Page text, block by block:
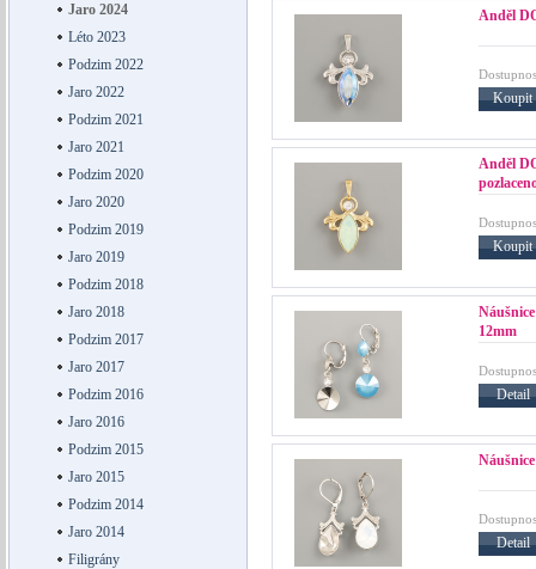
Jaro 2024
Léto 2023
Podzim 2022
Jaro 2022
Podzim 2021
Jaro 2021
Podzim 2020
Jaro 2020
Podzim 2019
Jaro 2019
Podzim 2018
Jaro 2018
Podzim 2017
Jaro 2017
Podzim 2016
Jaro 2016
Podzim 2015
Jaro 2015
Podzim 2014
Jaro 2014
Filigrány
Anděl
Koupit
Anděl
Koupit
12mm
Detail
Detail